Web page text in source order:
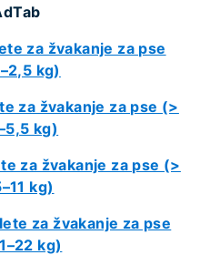
za žvakanje za pse
kg)
za žvakanje za pse (>
kg)
za žvakanje za pse (>
kg)
za žvakanje za pse
kg)